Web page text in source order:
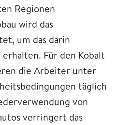
Regionen
wird das
um das darin
Für den Kobalt
die Arbeiter unter
täglich
von
verringert das